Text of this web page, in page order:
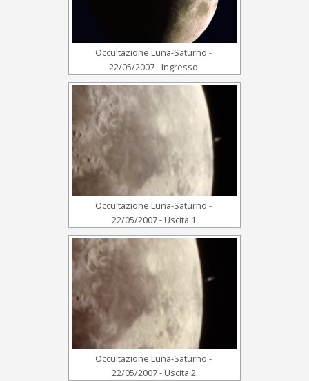
Occultazione Luna-Saturno -
22/05/2007 - Ingresso
Occultazione Luna-Saturno -
22/05/2007 - Uscita 1
Occultazione Luna-Saturno -
22/05/2007 - Uscita 2